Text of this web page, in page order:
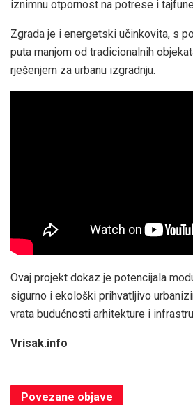
iznimnu otpornost na potrese i
Zgrada je i energetski učinkovita, s
puta manjom od tradicionalnih
rješenjem za urbanu izgradnju.
Ovaj projekt dokaz je potencijala
sigurno i ekološki prihvatljivo
vrata budućnosti arhitekture i
Vrisak.info
Povezane objave